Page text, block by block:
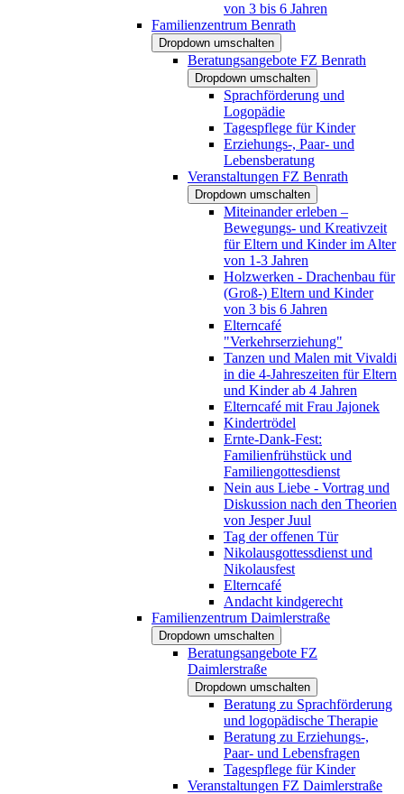
von 3 bis 6 Jahren
Familienzentrum Benrath
Dropdown umschalten
Beratungsangebote FZ Benrath
Dropdown umschalten
Sprachförderung und
Logopädie
Tagespflege für Kinder
Erziehungs-, Paar- und
Lebensberatung
Veranstaltungen FZ Benrath
Dropdown umschalten
Miteinander erleben –
Bewegungs- und Kreativzeit
für Eltern und Kinder im Alter
von 1-3 Jahren
Holzwerken - Drachenbau für
(Groß-) Eltern und Kinder
von 3 bis 6 Jahren
Elterncafé
"Verkehrserziehung"
Tanzen und Malen mit Vivaldi
in die 4-Jahreszeiten für Eltern
und Kinder ab 4 Jahren
Elterncafé mit Frau Jajonek
Kindertrödel
Ernte-Dank-Fest:
Familienfrühstück und
Familiengottesdienst
Nein aus Liebe - Vortrag und
Diskussion nach den Theorien
von Jesper Juul
Tag der offenen Tür
Nikolausgottessdienst und
Nikolausfest
Elterncafé
Andacht kindgerecht
Familienzentrum Daimlerstraße
Dropdown umschalten
Beratungsangebote FZ
Daimlerstraße
Dropdown umschalten
Beratung zu Sprachförderung
und logopädische Therapie
Beratung zu Erziehungs-,
Paar- und Lebensfragen
Tagespflege für Kinder
Veranstaltungen FZ Daimlerstraße